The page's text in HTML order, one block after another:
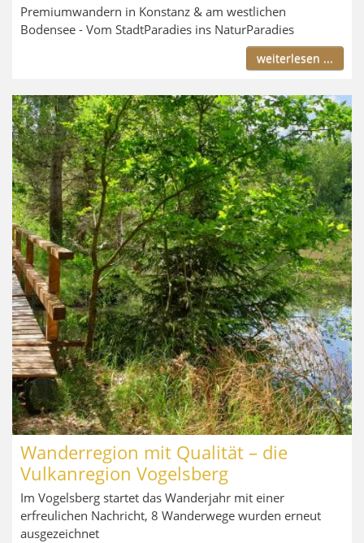
Premiumwandern in Konstanz & am westlichen
Bodensee - Vom StadtParadies ins NaturParadies
weiterlesen ...
Wanderregion mit Qualität – die
Vulkanregion Vogelsberg
Im Vogelsberg startet das Wanderjahr mit einer
erfreulichen Nachricht, 8 Wanderwege wurden erneut
ausgezeichnet